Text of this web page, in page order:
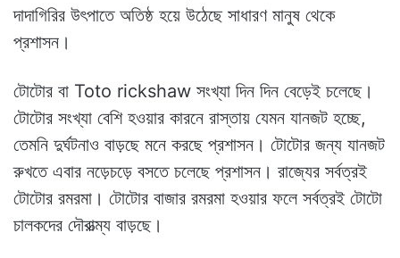
দাদাগিরির উৎপাতে অতিষ্ঠ হয়ে উঠেছে সাধারণ মানুষ থেকে
প্রশাসন।
টোটোর বা Toto rickshaw সংখ্যা দিন দিন বেড়েই চলেছে।
টোটোর সংখ্যা বেশি হওয়ার কারনে রাস্তায় যেমন যানজট হচ্ছে,
তেমনি দুর্ঘটনাও বাড়ছে মনে করছে প্রশাসন। টোটোর জন্য যানজট
রুখতে এবার নড়েচড়ে বসতে চলেছে প্রশাসন। রাজ্যের সর্বত্রই
টোটোর রমরমা। টোটোর বাজার রমরমা হওয়ার ফলে সর্বত্রই টোটো
চালকদের দৌরাত্ম্য বাড়ছে।